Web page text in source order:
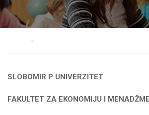
SLOBOMIR P UNIVERZITET
FAKULTET ZA EKONOMIJU I